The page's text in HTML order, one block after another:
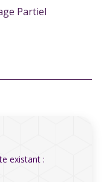
Partiel
existant :